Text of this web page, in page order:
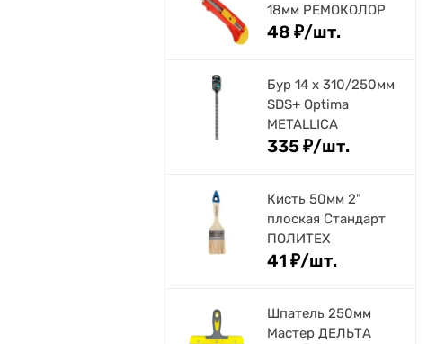
18мм РЕМОКОЛОР
48 ₽/шт.
Бур 14 х 310/250мм
SDS+ Optima
METALLICA
335₽/шт.
Кисть 50мм 2"
плоская Стандарт
ПОЛИТЕХ
41 ₽/шт.
Шпатель 250мм
Мастер ДЕЛЬТА